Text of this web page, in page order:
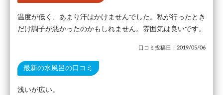
温度が低く、あまり汗はかけませんでした。私が行ったとき
だけ調子が悪かったのかもしれません。雰囲気は良いです。
口コミ投稿日：2019/05/06
最新の水風呂の口コミ
浅いが広い。